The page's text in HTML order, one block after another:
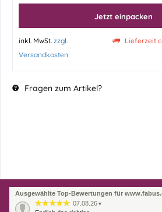
Jetzt einpacken
inkl. MwSt. zzgl.
Versandkosten
Lieferzeit
Fragen zum Artikel?
Ausgewählte Top-Bewertungen für
07.08.26 ▼